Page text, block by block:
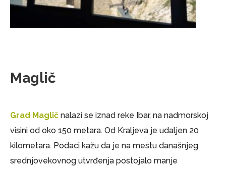
Maglič
Grad Maglič nalazi se iznad reke Ibar, na nadmorskoj
visini od oko 150 metara. Od Kraljeva je udaljen 20
kilometara. Podaci kažu da je na mestu današnjeg
srednjovekovnog utvrđenja postojalo manje